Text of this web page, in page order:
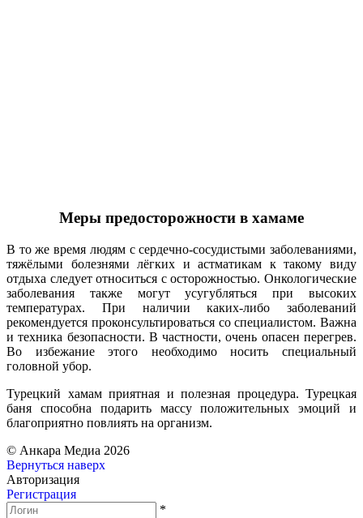
Меры предосторожности в хамаме
В то же время людям с сердечно-сосудистыми заболеваниями,
тяжёлыми болезнями лёгких и астматикам к такому виду
отдыха следует относиться с осторожностью. Онкологические
заболевания также могут усугубляться при высоких
температурах. При наличии каких-либо заболеваний
рекомендуется проконсультироваться со специалистом. Важна
и техника безопасности. В частности, очень опасен перегрев.
Во избежание этого необходимо носить специальный
головной убор.
Турецкий хамам приятная и полезная процедура. Турецкая
баня способна подарить массу положительных эмоций и
благоприятно повлиять на организм.
© Анкара Медиа 2026
Вернуться наверх
Авторизация
Регистрация
*